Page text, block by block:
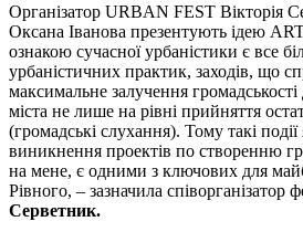
Організатор URBAN FEST Вікторія
Оксана Іванова презентують ідею
ознакою сучасної урбаністики є все
урбаністичних практик, заходів, що
максимальне залучення
міста не лише на рівні прийняття
(громадські слухання). Тому такі
виникнення проектів по створенню
на мене, є одними з ключових для
Рівного, – зазначила співорганізатор
Серветник.